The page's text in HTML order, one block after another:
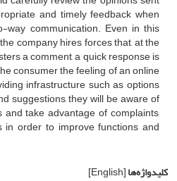
and timely feedback when
way communication. Even in this
company hires forces that, at the
a comment, a quick response is
consumer the feeling of an online
infrastructure such as options
suggestions, they will be aware of
take advantage of complaints,
in order to improve functions and
کلیدواژه‌ها[English]